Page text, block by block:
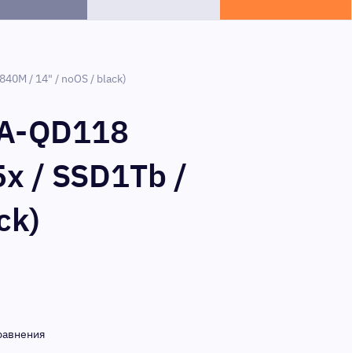
/ 14" / noOS / black)
QD118
/ SSD1Tb /